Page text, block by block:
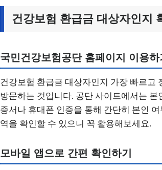
건강보험 환급금 대상자인지
국민건강보험공단 홈페이지 이용하
건강보험 환급금 대상자인지 가장 빠르고
방문하는 것입니다. 공단 사이트에서는
증서나 휴대폰 인증을 통해 간단히 본인
역을 확인할 수 있으니 꼭 활용해보세요.
모바일 앱으로 간편 확인하기